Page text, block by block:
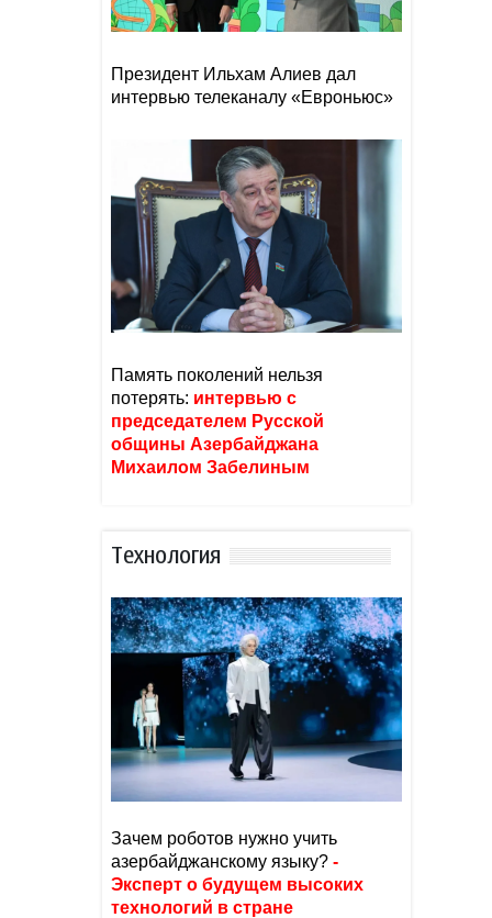
Президент Ильхам Алиев дал
интервью телеканалу «Евроньюс»
Память поколений нельзя
потерять: интервью с
председателем Русской
общины Азербайджана
Михаилом Забелиным
Тexнoлoгия
Зачем роботов нужно учить
азербайджанскому языку? -
Эксперт о будущем высоких
технологий в стране